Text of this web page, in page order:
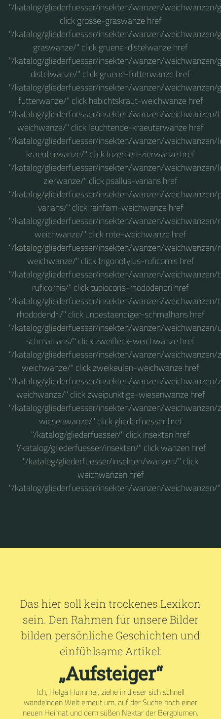
"/katalog/gliederfuesser/insekten/wanzen/weichwanzen/
click grosse-graswanze href
"/katalog/gliederfuesser/insekten/wanzen/weichwanzen/
graswanze/" click gruene-distelwanze href
"/katalog/gliederfuesser/insekten/wanzen/weichwanzen/
distelwanze/" click gruene-futterwanze href
"/katalog/gliederfuesser/insekten/wanzen/weichwanzen/
futterwanze/" click habichtskraut-weichwanze href
"/katalog/gliederfuesser/insekten/wanzen/weichwanzen/
weichwanze/" click leuchtende-kraeuterwanze href
"/katalog/gliederfuesser/insekten/wanzen/weichwanzen/
kraeuterwanze/" click luzernen-zierwanze href
"/katalog/gliederfuesser/insekten/wanzen/weichwanzen/
zierwanze/" click psallus-varians href
"/katalog/gliederfuesser/insekten/wanzen/weichwanzen/
varians/" click rainfarn-weichwanze href
"/katalog/gliederfuesser/insekten/wanzen/
weichwanze/" click rote-weichwanze href
"/katalog/gliederfuesser/insekten/wanzen/
weichwanze/" click trigonotylus-ruficornis href
"/katalog/gliederfuesser/insekten/wanzen/
ruficornis/" click tupiocoris-rhododendri href
"/katalog/gliederfuesser/insekten/wanzen/weichwanzen/
rhododendri/" click unbestaendiger-schmalhans href
"/katalog/gliederfuesser/insekten/wanzen/weichwanzen/
schmalhans/" click zweifleck-weichwanze href
"/katalog/gliederfuesser/insekten/wanzen/
weichwanze/" click zweikeulen-weichwanze href
"/katalog/gliederfuesser/insekten/wanzen/weichwanzen/
weichwanze/" click zweipunktige-wiesenwanze href
"/katalog/gliederfuesser/insekten/wanzen/weichwanzen/
wiesenwanze/" click gliederfuesser href
"/katalog/gliederfuesser/" click insekten href
"/katalog/gliederfuesser/insekten/" click wanzen href
"/katalog/gliederfuesser/insekten/wanzen/" click
weichwanzen href
"/katalog/gliederfuesser/insekten/wanzen/weichwanzen/"
Das hier soll kein trockenes Lexikon
sein. Den Rahmen für unsere Bilder
bilden persönliche Geschichten und
einfühlsame Artikel:
„Aufsteiger“
Ich, Helga Hummel, ziehe in dieser sich schnell
wandelnden Welt erneut um, auf der Suche nach einer
neuen Heimat und dem süßen Nektar der Bergblumen.